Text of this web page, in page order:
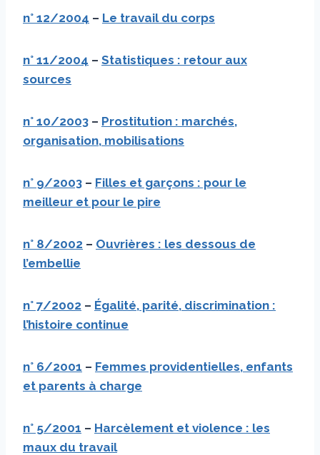
n° 12/2004 – Le travail du corps
n° 11/2004 – Statistiques : retour aux
sources
n° 10/2003 – Prostitution : marchés,
organisation, mobilisations
n° 9/2003 – Filles et garçons : pour le
meilleur et pour le pire
n° 8/2002 – Ouvrières : les dessous de
l’embellie
n° 7/2002 – Égalité, parité, discrimination :
l’histoire continue
n° 6/2001 – Femmes providentielles, enfants
et parents à charge
n° 5/2001 – Harcèlement et violence : les
maux du travail